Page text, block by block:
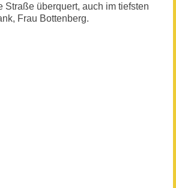
Straße überquert, auch im tiefsten
Frau Bottenberg.